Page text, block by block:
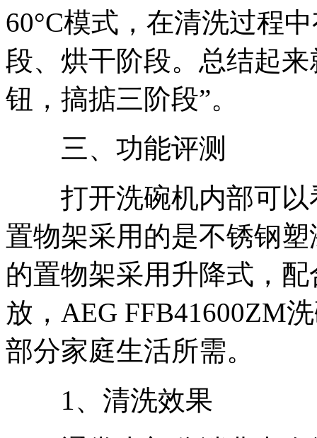
60°C模式，在清洗过程
段、烘干阶段。总结起
钮，搞掂三阶段”。
三、功能评测
打开洗碗机内部可以
置物架采用的是不锈钢
的置物架采用升降式，
放，AEG FFB41600ZM
部分家庭生活所需。
1、清洗效果